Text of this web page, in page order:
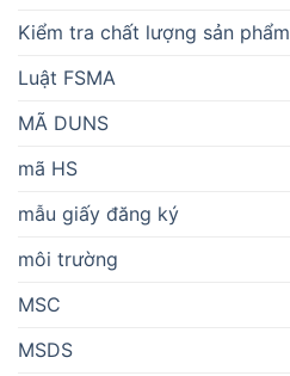
Kiểm tra chất lượng sản phẩm
Luật FSMA
MÃ DUNS
mã HS
mẫu giấy đăng ký
môi trường
MSC
MSDS